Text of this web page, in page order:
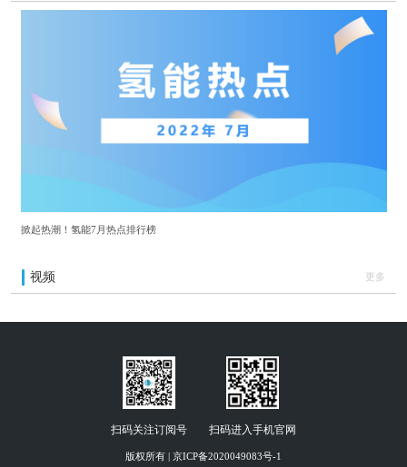
掀起热潮！氢能7月热点排行榜
视频 更多
扫码关注订阅号 扫码进入手机官网
版权所有 | 京ICP备2020049083号-1